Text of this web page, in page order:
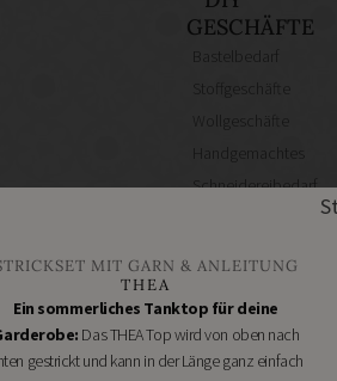
GESCHÄFTE
Bastelbedarf
Stoffgeschäfte
Wollgeschäfte
Handgemachtes
Schneidereibedarf
Handarbeitszubehör
Online
Shops
Schmuckzubehör
Nähmaschinen
MIT GARN & ANLEITUNG
THEA
Ein sommerliches Tanktop für deine
Das THEA Top wird von oben nach
gestrickt und kann in der Länge ganz einfach